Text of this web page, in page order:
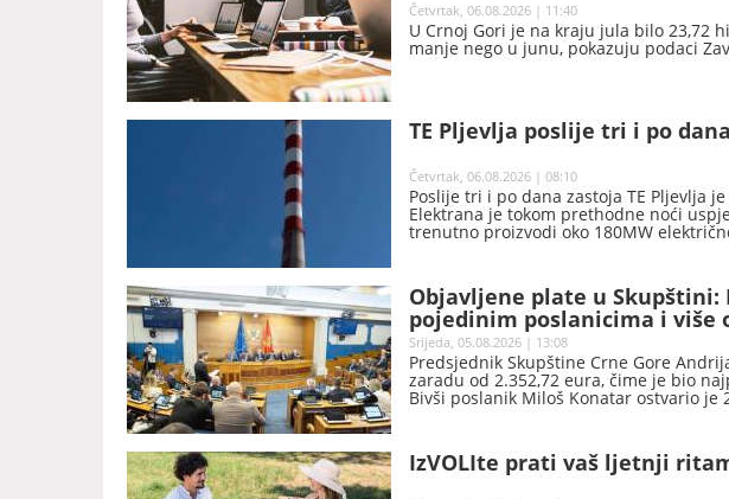
Četvrtak, 06.08.2026 | 11:40
U Crnoj Gori je na kraju jula bilo 23,72
manje nego u junu, pokazuju podaci
TE Pljevlja poslije tri i po
Četvrtak, 06.08.2026 | 08:10
Poslije tri i po dana zastoja TE Pljevlja
Elektrana je tokom prethodne noći
trenutno proizvodi oko 180MW
Objavljene plate u Skupštini:
pojedinim poslanicima i više
Srijeda, 05.08.2026 | 13:08
Predsjednik Skupštine Crne Gore
zaradu od 2.352,72 eura, čime je bio
Bivši poslanik Miloš Konatar ostvario je
nakon prestanka funkcije, pokazuju
IzVOLIte prati vaš ljetnji